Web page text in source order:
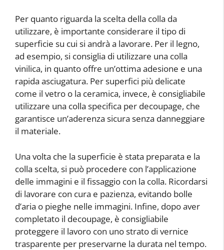
Per quanto riguarda la scelta della colla da
utilizzare, è importante considerare il tipo di
superficie su cui si andrà a lavorare. Per il legno,
ad esempio, si consiglia di utilizzare una colla
vinilica, in quanto offre un’ottima adesione e una
rapida asciugatura. Per superfici più delicate
come il vetro o la ceramica, invece, è consigliabile
utilizzare una colla specifica per decoupage, che
garantisce un’aderenza sicura senza danneggiare
il materiale.
Una volta che la superficie è stata preparata e la
colla scelta, si può procedere con l’applicazione
delle immagini e il fissaggio con la colla. Ricordarsi
di lavorare con cura e pazienza, evitando bolle
d’aria o pieghe nelle immagini. Infine, dopo aver
completato il decoupage, è consigliabile
proteggere il lavoro con uno strato di vernice
trasparente per preservarne la durata nel tempo.